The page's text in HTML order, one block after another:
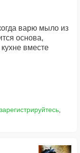
варю мыло из
основа,
вместе
зарегистрируйтесь,